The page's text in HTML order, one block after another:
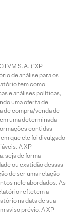
S.A. (“XP
de análise para os
tem como
e análises políticas,
uma oferta de
de compra/venda de
uma determinada
contidas
que ele foi divulgado
A XP
seja de forma
ou exatidão dessas
de ser uma relação
nele abordados. As
refletem a
na data de sua
aviso prévio. A XP